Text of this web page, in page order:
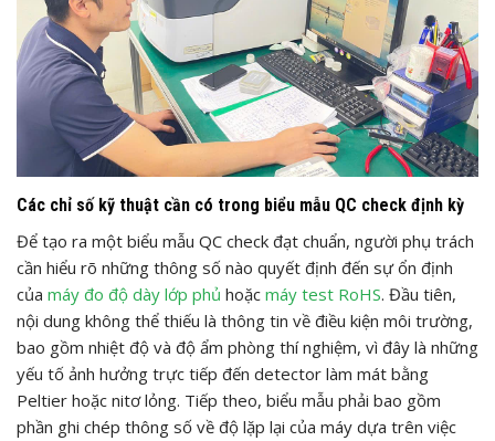
Các chỉ số kỹ thuật cần có trong biểu mẫu QC check định kỳ
Để tạo ra một biểu mẫu QC check đạt chuẩn, người phụ trách
cần hiểu rõ những thông số nào quyết định đến sự ổn định
của máy đo độ dày lớp phủ hoặc máy test RoHS. Đầu tiên,
nội dung không thể thiếu là thông tin về điều kiện môi trường,
bao gồm nhiệt độ và độ ẩm phòng thí nghiệm, vì đây là những
yếu tố ảnh hưởng trực tiếp đến detector làm mát bằng
Peltier hoặc nitơ lỏng. Tiếp theo, biểu mẫu phải bao gồm
phần ghi chép thông số về độ lặp lại của máy dựa trên việc